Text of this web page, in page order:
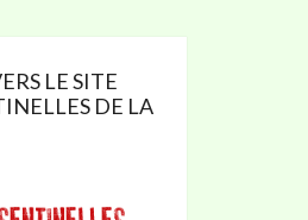
LE SITE
DE LA